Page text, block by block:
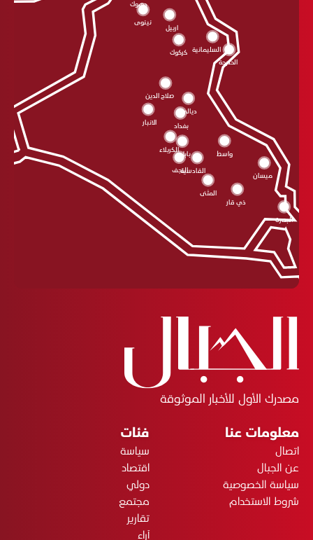
بابل
الحلبجة
السليمانية كركوك
اربيل
دهوك
نينوى
الانبار
النجف
الکربلاء
بغداد
القادسية
المثنى
ذي قار
البصرة
ميسان
واسط
ديالى
صلاح الدين
مصدرك الأول للأخبار الموثوقة
معلومات عنا
اتصال
عن الجبال
سياسة الخصوصية
شروط الاستخدام
فئات
سياسة
اقتصاد
دولي
مجتمع
تقارير
آراء